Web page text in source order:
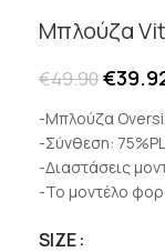
Μπλούζα
€49.90€
-Μπλούζα
-Σύνθεση:
-Διαστάσεις
-Το μοντέλο
SIZE